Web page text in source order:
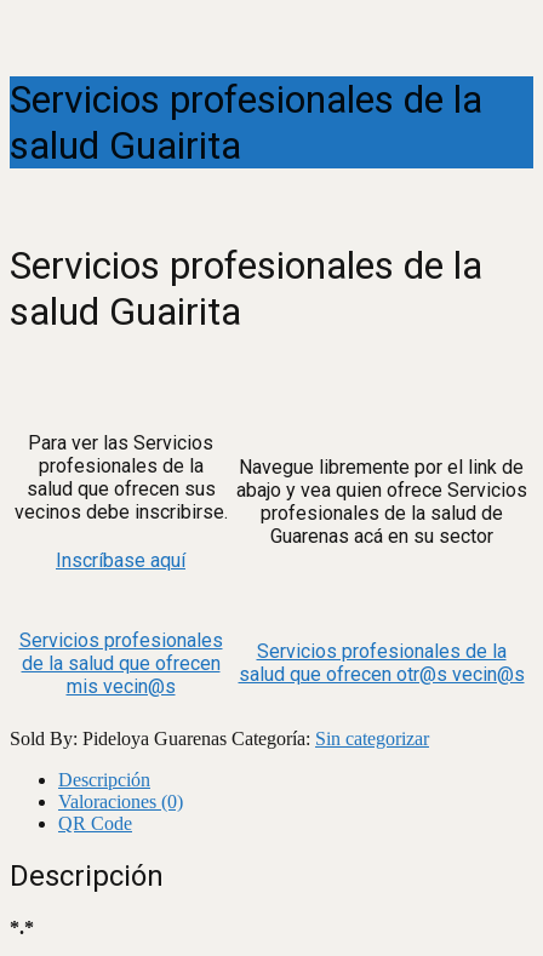
Servicios profesionales de la
salud Guairita
Servicios profesionales de la
salud Guairita
Para ver las Servicios
profesionales de la
salud que ofrecen sus
vecinos debe inscribirse.
Inscríbase aquí
Navegue libremente por el link de
abajo y vea quien ofrece Servicios
profesionales de la salud de
Guarenas acá en su sector
Servicios profesionales
de la salud que ofrecen
mis vecin@s
Servicios profesionales de la
salud que ofrecen otr@s vecin@s
Sold By: Pideloya Guarenas Categoría: Sin categorizar
Descripción
Valoraciones (0)
QR Code
Descripción
*.*